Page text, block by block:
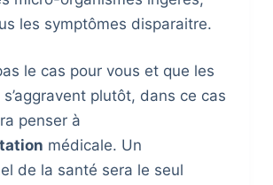
les symptômes disparaitre.
le cas pour vous et que les
plutôt, dans ce cas
penser à
médicale. Un
de la santé sera le seul